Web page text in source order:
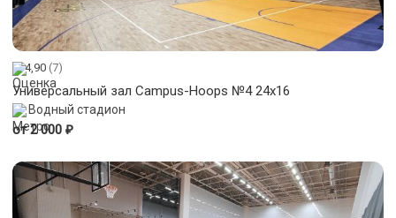
4,90 (7)
Универсальный зал Campus-Hoops №4 24x16
Водный стадион
от 2 000 ₽